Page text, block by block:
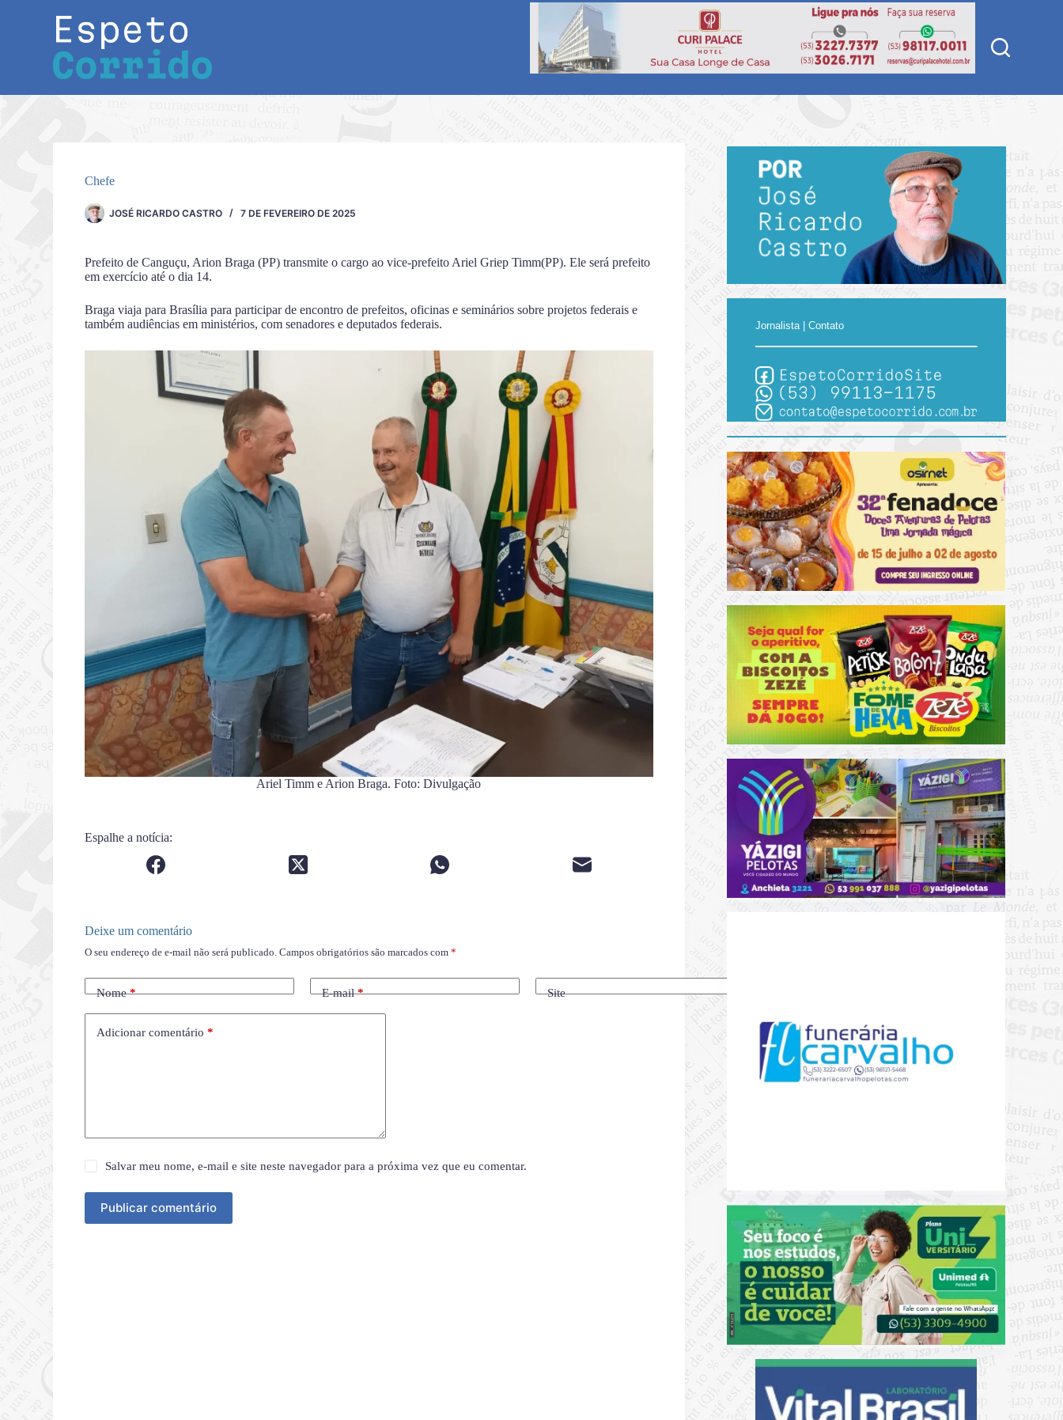
Chefe
JOSÉ RICARDO CASTRO 7 DE FEVEREIRO DE 2025
Prefeito de Canguçu, Arion Braga (PP) transmite o cargo ao vice-prefeito Ariel Griep Timm(PP). Ele será prefeito
em exercício até o dia 14.
Braga viaja para Brasília para participar de encontro de prefeitos, oficinas e seminários sobre projetos federais e
também audiências em ministérios, com senadores e deputados federais.
Ariel Timm e Arion Braga. Foto: Divulgação
Espalhe a notícia:
Deixe um comentário
O seu endereço de e-mail não será publicado. Campos obrigatórios são marcados com*
Nome* E-mail* Site
Adicionar comentário *
Salvar meu nome, e-mail e site neste navegador para a próxima vez que eu comentar.
Publicar comentário
Jornalista | Contato